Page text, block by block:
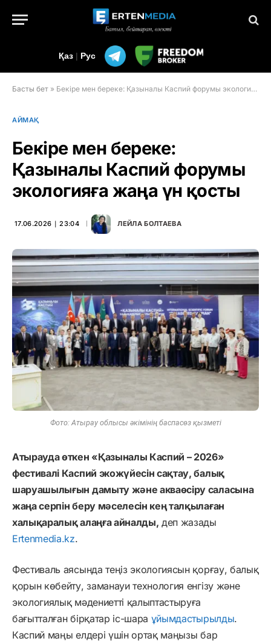
Қаз | Рус
Басты бет » Бекіре мен береке: Қазыналы Каспий форумы экологияға жаңа үн қосты
АЙМАҚ
Бекіре мен береке:
Қазыналы Каспий форумы
экологияға жаңа үн қосты
17.06.2026 ∣ 23:04 ЛЕЙЛА БОЛТАЕВА
Фото: Атырау облысы әкімінің баспасөз қызметі
Атырауда өткен «Қазыналы Каспий – 2026»
фестивалі Каспий экожүйесін сақтау, балық
шаруашылығын дамыту және акваөсіру саласына
жаңа серпін беру мәселесін кең талқылаған
халықаралық алаңға айналды, деп жазады
Ertenmedia.kz.
Фестиваль аясында теңіз экологиясын қорғау, балық
қорын көбейту, заманауи технология енгізу және
экологиялық мәдениетті қалыптастыруға
бағытталған бірқатар іс-шара ұйымдастырылды.
Каспий маңы елдері үшін ортақ маңызы бар